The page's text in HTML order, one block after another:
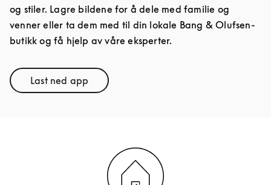
og stiler. Lagre bildene for å dele med familie og
venner eller ta dem med til din lokale Bang & Olufsen-
butikk og få hjelp av våre eksperter.
Last ned appLink Opens in New Tab